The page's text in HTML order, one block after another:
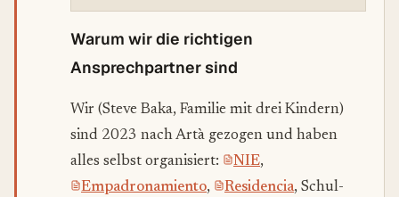
Warum wir die richtigen
Ansprechpartner sind
Wir (Steve Baka, Familie mit drei Kindern)
sind 2023 nach Artà gezogen und haben
alles selbst organisiert:
NIE,
Empadronamiento, Residencia, Schul-